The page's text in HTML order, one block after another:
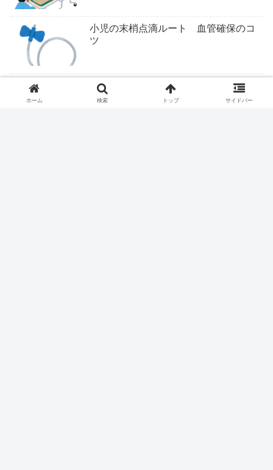
小児の末梢点滴ルート 血管確保のコ
ツ
ついにくるか医学部定員削減
ホーム 検索 トップ サイドバー